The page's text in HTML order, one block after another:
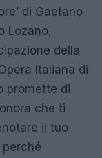
di Gaetano
Lozano,
della
Italiana di
promette di
che ti
il tuo